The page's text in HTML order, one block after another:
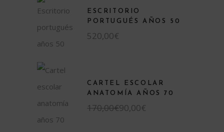
ESCRITORIO
PORTUGUÉS AÑOS 50
520,00€
CARTEL ESCOLAR
ANATOMÍA AÑOS 70
170,00€90,00€